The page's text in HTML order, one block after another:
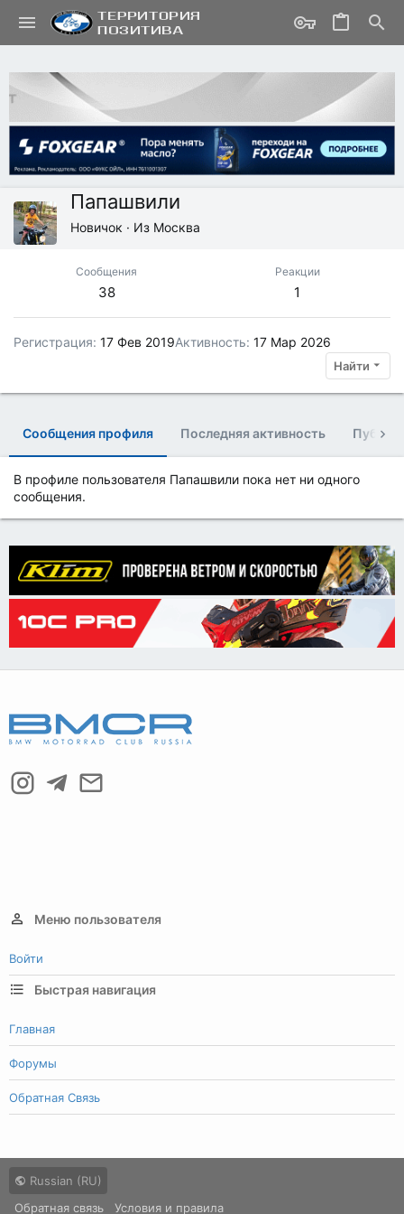
Папашвили
Новичок · Из Москва
Сообщения
38
Реакции
1
Регистрация 17 Фев 2019Активность 17 Мар 2026
Найти
Сообщения профиля Последняя активность
В профиле пользователя Папашвили пока нет ни одного
сообщения.
Меню пользователя
Войти
Быстрая навигация
Главная
Форумы
Обратная Связь
Russian (RU)
Обратная связь
Условия и правила